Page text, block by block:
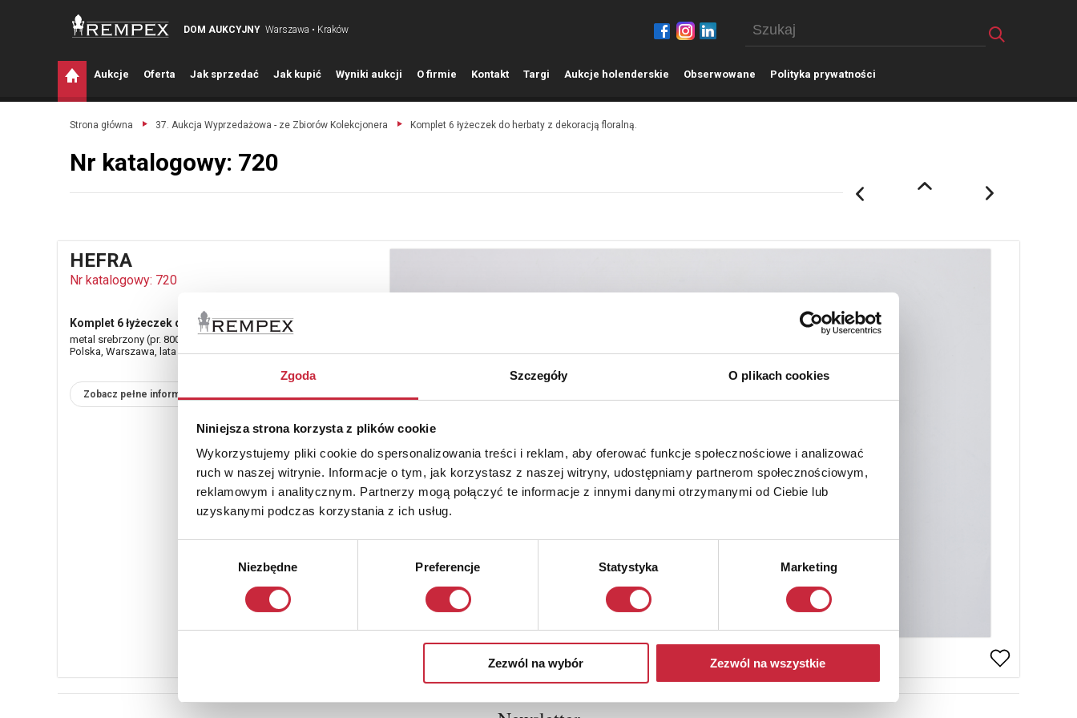
Zgoda Szczegóły O plikach cookies
Niniejsza strona korzysta z plików cookie
Wykorzystujemy pliki cookie do spersonalizowania treści i reklam, aby oferować funkcje społecznościowe i analizować
ruch w naszej witrynie. Informacje o tym, jak korzystasz z naszej witryny, udostępniamy partnerom społecznościowym,
reklamowym i analitycznym. Partnerzy mogą połączyć te informacje z innymi danymi otrzymanymi od Ciebie lub
uzyskanymi podczas korzystania z ich usług.
Niezbędne Preferencje Statystyka Marketing
Zezwól na wybór Zezwól na wszystkie
DOM AUKCYJNY Warszawa • Kraków
Aukcje Oferta Jak sprzedać Jak kupić Wyniki aukcji O firmie Kontakt Targi Aukcje holenderskie Obserwowane Polityka prywatności
Strona główna 37. Aukcja Wyprzedażowa - ze Zbiorów Kolekcjonera Komplet 6 łyżeczek do herbaty z dekoracją floralną.
Nr katalogowy: 720
HEFRA
Nr katalogowy: 720
Komplet 6 łyżeczek do herbaty z dekoracją floralną
metal srebrzony (pr. 800); długość 15 cm;
Polska, Warszawa, lata 70/80. XX w.
Zobacz pełne informacje